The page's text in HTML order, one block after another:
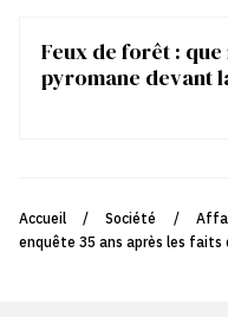
Feux de forêt :
pyromane devant
Accueil / Société /
enquête 35 ans après les faits